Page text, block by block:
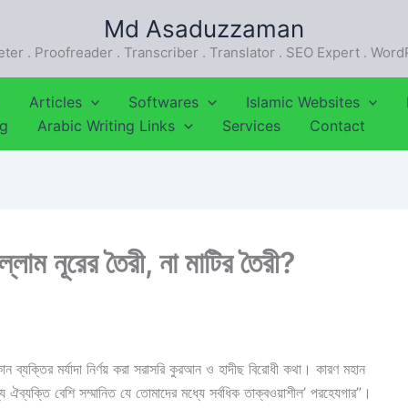
Md Asaduzzaman
. Proofreader . Transcriber . Translator . SEO Expert .
Articles Softwares Islamic Websites
Arabic Writing Links Services Contact
নূরের তৈরী, না মাটির তৈরী?
মর্যাদা নির্ণয় করা সরাসরি কুরআন ও হাদীছ বিরোধী কথা। কারণ মহান
বেশি সম্মানিত যে তোমাদের মধ্যে সর্বধিক তাক্বওয়াশীল’ পরহেযগার”।